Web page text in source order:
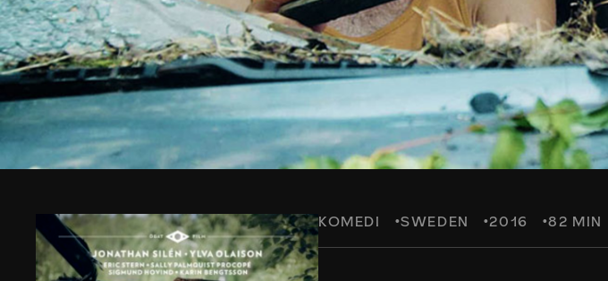
KOMEDI SWEDEN 2016 82 MIN